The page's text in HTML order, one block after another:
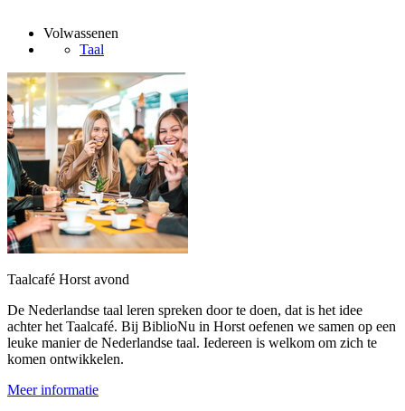
Volwassenen
Taal
Taalcafé Horst avond
De Nederlandse taal leren spreken door te doen, dat is het idee
achter het Taalcafé. Bij BiblioNu in Horst oefenen we samen op een
leuke manier de Nederlandse taal. Iedereen is welkom om zich te
komen ontwikkelen.
Meer informatie